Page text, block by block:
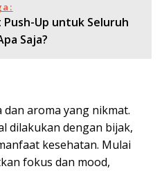
Up untuk Seluruh
Saja?
dan aroma yang nikmat.
dilakukan dengan bijak,
kesehatan. Mulai
fokus dan mood,